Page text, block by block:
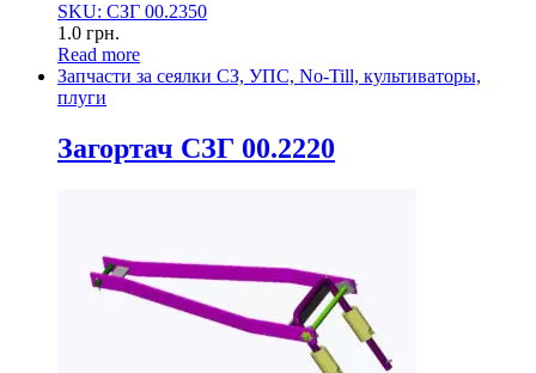
SKU: СЗГ 00.2350
1.0 грн.
Read more
Запчасти за сеялки СЗ, УПС, No-Till, культиваторы,
плуги
Загортач СЗГ 00.2220